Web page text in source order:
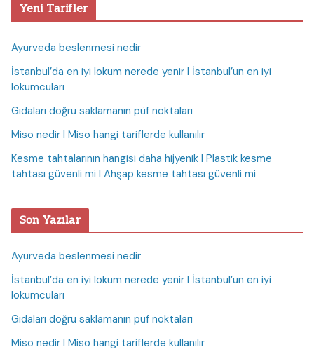
Yeni Tarifler
Ayurveda beslenmesi nedir
İstanbul’da en iyi lokum nerede yenir I İstanbul’un en iyi
lokumcuları
Gıdaları doğru saklamanın püf noktaları
Miso nedir I Miso hangi tariflerde kullanılır
Kesme tahtalarının hangisi daha hijyenik I Plastik kesme
tahtası güvenli mi I Ahşap kesme tahtası güvenli mi
Son Yazılar
Ayurveda beslenmesi nedir
İstanbul’da en iyi lokum nerede yenir I İstanbul’un en iyi
lokumcuları
Gıdaları doğru saklamanın püf noktaları
Miso nedir I Miso hangi tariflerde kullanılır